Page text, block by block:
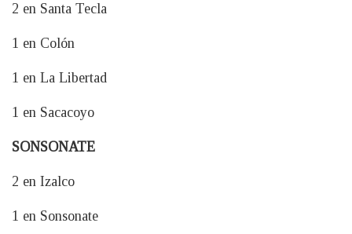
2 en Santa Tecla
1 en Colón
1 en La Libertad
1 en Sacacoyo
SONSONATE
2 en Izalco
1 en Sonsonate